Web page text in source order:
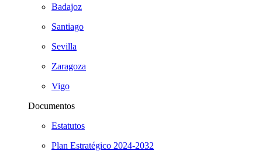
Badajoz
Santiago
Sevilla
Zaragoza
Vigo
Documentos
Estatutos
Plan Estratégico 2024-2032